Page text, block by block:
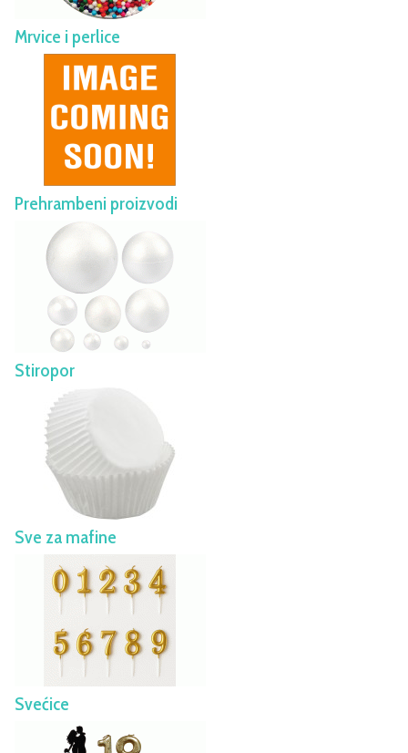
Mrvice i perlice
Prehrambeni proizvodi
Stiropor
Sve za mafine
Svećice